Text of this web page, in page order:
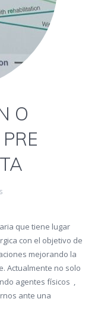
O
que tiene lugar
con el objetivo de
mejorando la
Actualmente no solo
agentes físicos ,
ante una